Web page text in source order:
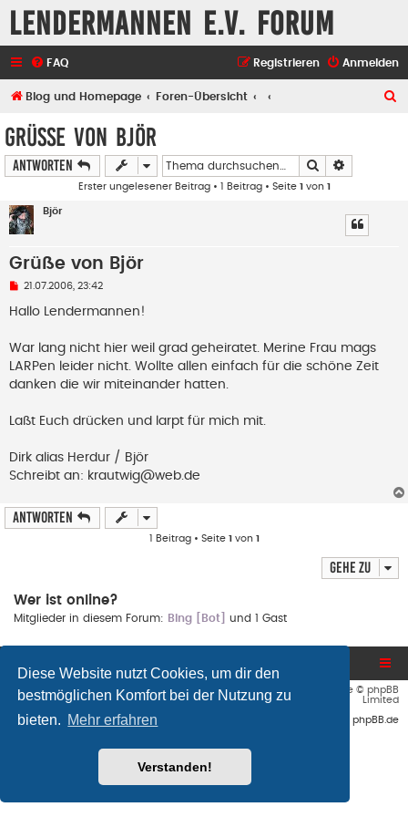
Diese Website nutzt Cookies, um dir den
bestmöglichen Komfort bei der Nutzung zu
bieten. Mehr erfahren
Verstanden!
Lendermannen e.V. Forum
FAQ Anmelden
Registrieren
Blog und Homepage Foren-Übersicht
Grüße von Björ
Antworten Suche
Erster ungelesener Beitrag• 1 Beitrag • Seite 1 von 1
Björ
Grüße von Björ
U
g
e
e
n
e
B
e
t
r
a
21.07.2006, 23:42
Hallo Lendermannen!
War lang nicht hier weil grad geheiratet. Merine Frau mags
LARPen leider nicht. Wollte allen einfach für die schöne Zeit
danken die wir miteinander hatten.
Laßt Euch drücken und larpt für mich mit.
Dirk alias Herdur / Björ
Schreibt an: krautwig@web.de
Antworten
1 Beitrag • Seite 1von 1
Gehe zu
Wer ist online?
Mitglieder in diesem Forum: Bing [Bot] und 1 Gast
Flat Style by Ian Bradley • Powered by phpBB
® Forum Software © phpBB
Limited
phpBB.de